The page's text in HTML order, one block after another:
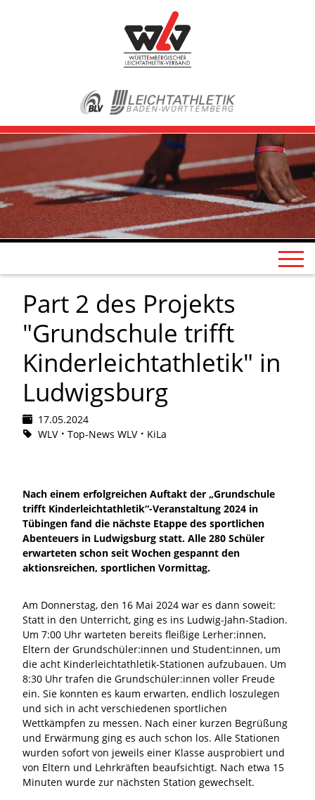
Part 2 des Projekts
"Grundschule trifft
Kinderleichtathletik" in
Ludwigsburg
17.05.2024
WLV
Top-News WLV KiLa
Nach einem erfolgreichen Auftakt der „Grundschule
trifft Kinderleichtathletik“-Veranstaltung 2024 in
Tübingen fand die nächste Etappe des sportlichen
Abenteuers in Ludwigsburg statt. Alle 280 Schüler
erwarteten schon seit Wochen gespannt den
aktionsreichen, sportlichen Vormittag.
Am Donnerstag, den 16 Mai 2024 war es dann soweit:
Statt in den Unterricht, ging es ins Ludwig-Jahn-Stadion.
Um 7:00 Uhr warteten bereits fleißige Lerher:innen,
Eltern der Grundschüler:innen und Student:innen, um
die acht Kinderleichtathletik-Stationen aufzubauen. Um
8:30 Uhr trafen die Grundschüler:innen voller Freude
ein. Sie konnten es kaum erwarten, endlich loszulegen
und sich in acht verschiedenen sportlichen
Wettkämpfen zu messen. Nach einer kurzen Begrüßung
und Erwärmung ging es auch schon los. Alle Stationen
wurden sofort von jeweils einer Klasse ausprobiert und
von Eltern und Lehrkräften beaufsichtigt. Nach etwa 15
Minuten wurde zur nächsten Station gewechselt.